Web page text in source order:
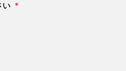
い *